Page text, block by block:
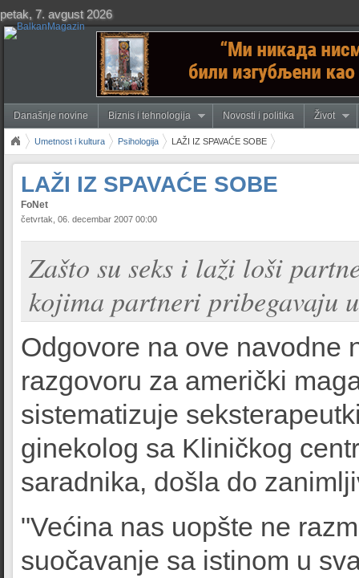
petak, 7. avgust 2026
Današnje novine Biznis i tehnologija Novosti i politika Život
Umetnost i kultura Psihologija LAŽI IZ SPAVAĆE SOBE
LAŽI IZ SPAVAĆE SOBE
FoNet
četvrtak, 06. decembar 2007 00:00
Zašto su seks i laži loši
kojima partneri pribegavaju
Odgovore na ove navodne
razgovoru za američki
sistematizuje
ginekolog sa Kliničkog
saradnika, došla do
"Većina nas uopšte ne
suočavanje sa istinom u